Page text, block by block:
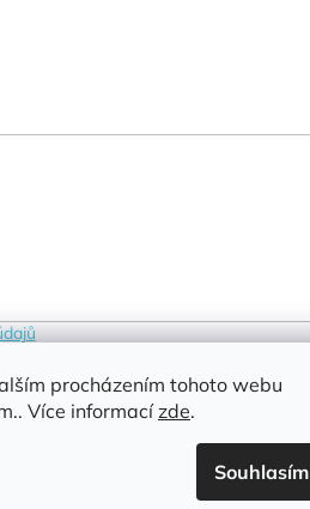
procházením tohoto webu
Více informacízde.
Souhlasím